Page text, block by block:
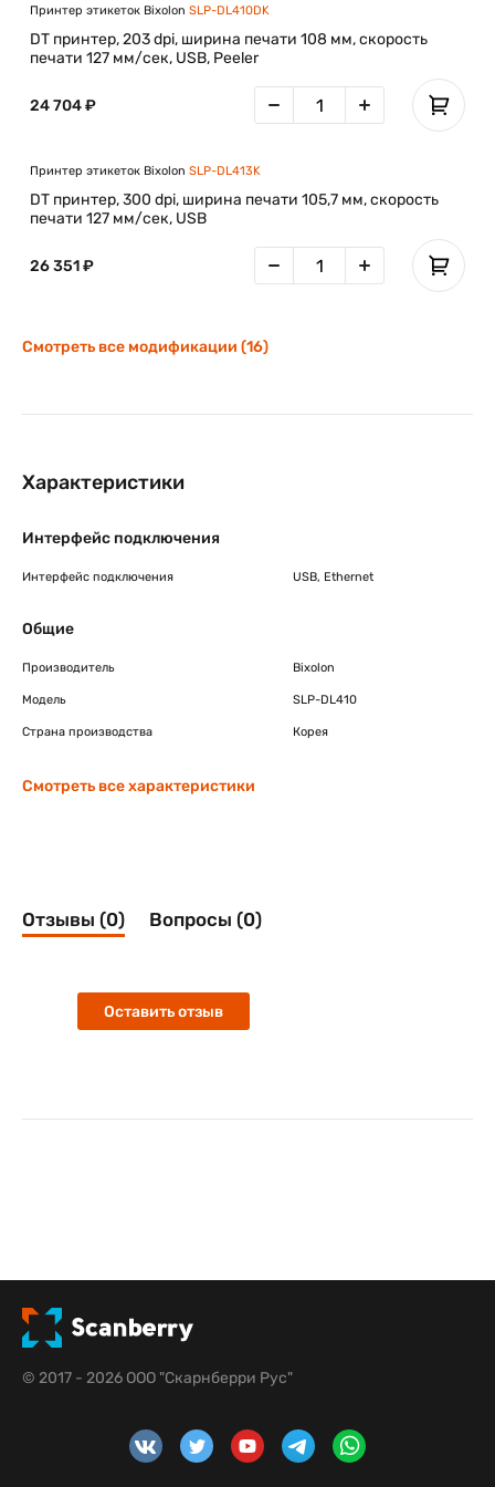
Принтер этикеток Bixolon SLP-DL410DK
DT принтер, 203 dpi, ширина печати 108 мм, скорость
печати 127 мм/сек, USB, Peeler
24 704 ₽
Принтер этикеток Bixolon SLP-DL413K
DT принтер, 300 dpi, ширина печати 105,7 мм, скорость
печати 127 мм/сек, USB
26 351 ₽
Смотреть все модификации (16)
Характеристики
Интерфейс подключения
Интерфейс подключения USB, Ethernet
Общие
Производитель Bixolon
Модель SLP-DL410
Страна производства Корея
Смотреть все характеристики
Отзывы (0) Вопросы (0)
Оставить отзыв
© 2017 - 2026 ООО "Скарнберри Рус"